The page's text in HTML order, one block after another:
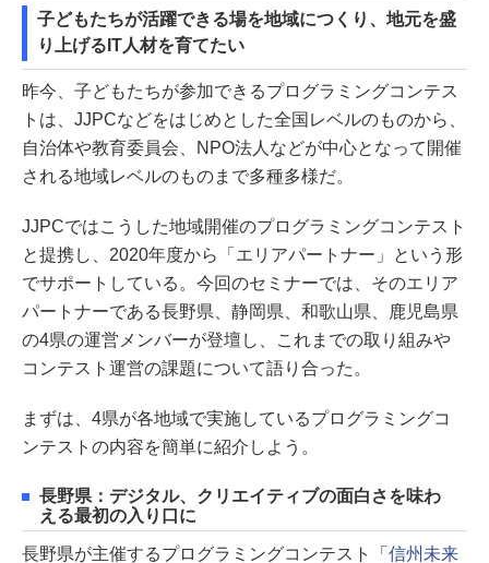
子どもたちが活躍できる場を地域につくり、地元を盛
り上げるIT人材を育てたい
昨今、子どもたちが参加できるプログラミングコンテス
トは、JJPCなどをはじめとした全国レベルのものから、
自治体や教育委員会、NPO法人などが中心となって開催
される地域レベルのものまで多種多様だ。
JJPCではこうした地域開催のプログラミングコンテスト
と提携し、2020年度から「エリアパートナー」という形
でサポートしている。今回のセミナーでは、そのエリア
パートナーである長野県、静岡県、和歌山県、鹿児島県
の4県の運営メンバーが登壇し、これまでの取り組みや
コンテスト運営の課題について語り合った。
まずは、4県が各地域で実施しているプログラミングコ
ンテストの内容を簡単に紹介しよう。
長野県：デジタル、クリエイティブの面白さを味わ
える最初の入り口に
長野県が主催するプログラミングコンテスト「 信州未来